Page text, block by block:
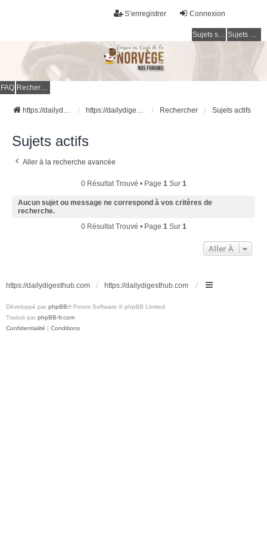
Connexion
S’enregistrer
Sujets sans réponse Sujets actifs
FAQ Rechercher
https://dailydigesthub.com https://dailydigesthub.com Rechercher Sujets actifs
Sujets actifs
Aller à la recherche avancée
0 Résultat Trouvé • Page 1Sur 1
Aucun sujet ou message ne correspond à vos critères de
recherche.
0 Résultat Trouvé • Page 1Sur 1
Aller À
https://dailydigesthub.com https://dailydigesthub.com
Développé par phpBB® Forum Software © phpBB Limited
Traduit par phpBB-fr.com
Confidentialité | Conditions